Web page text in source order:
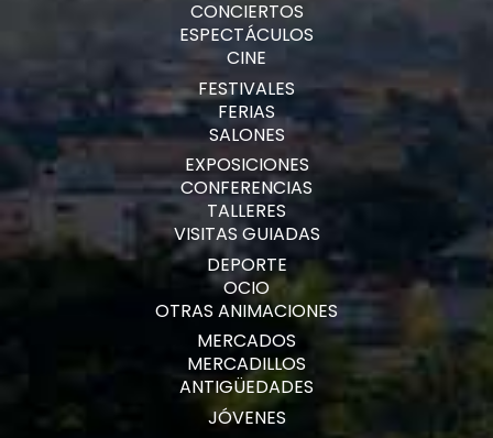
CONCIERTOS
ESPECTÁCULOS
CINE
FESTIVALES
FERIAS
SALONES
EXPOSICIONES
CONFERENCIAS
TALLERES
VISITAS GUIADAS
DEPORTE
OCIO
OTRAS ANIMACIONES
MERCADOS
MERCADILLOS
ANTIGÜEDADES
JÓVENES